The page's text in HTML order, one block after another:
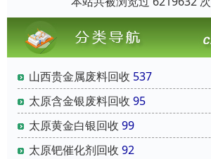
山西贵金属废料回收 537
太原含金银废料回收 95
太原黄金白银回收 99
太原钯催化剂回收 92